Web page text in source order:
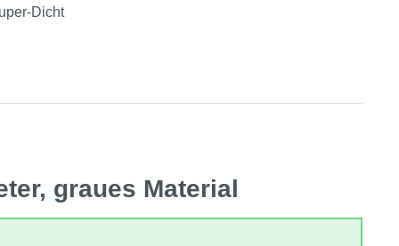
Dicht
graues Material